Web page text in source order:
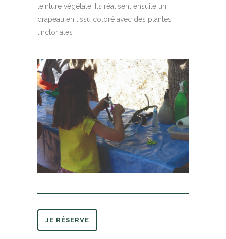
teinture végétale. Ils réalisent ensuite un
drapeau en tissu coloré avec des plantes
tinctoriales
JE RÉSERVE